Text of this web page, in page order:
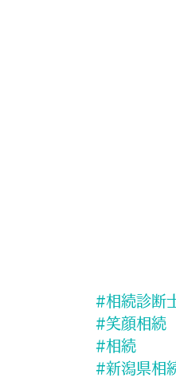
#相続診断
#笑顔相続
#相続
#新潟県相